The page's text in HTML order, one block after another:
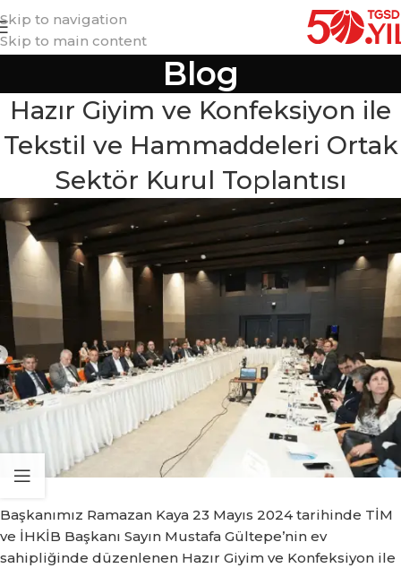
Skip to navigation
Skip to main content
Blog
Hazır Giyim ve Konfeksiyon ile
Tekstil ve Hammaddeleri Ortak
Sektör Kurul Toplantısı
Başkanımız Ramazan Kaya 23 Mayıs 2024 tarihinde TİM
ve İHKİB Başkanı Sayın Mustafa Gültepe’nin ev
sahipliğinde düzenlenen Hazır Giyim ve Konfeksiyon ile